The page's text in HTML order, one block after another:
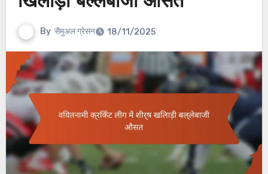
By सैमुअल ग्रेसन 18/11/2025